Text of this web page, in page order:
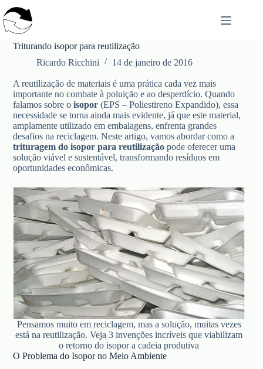
para
o
conteúdo
Triturando isopor para reutilização
Ricardo Ricchini
14 de janeiro de 2016
A reutilização de materiais é uma prática cada vez mais
importante no combate à poluição e ao desperdício. Quando
falamos sobre oisopor (EPS – Poliestireno Expandido), essa
necessidade se torna ainda mais evidente, já que este material,
amplamente utilizado em embalagens, enfrenta grandes
desafios na reciclagem. Neste artigo, vamos abordar como a
trituragem do isopor para reutilização pode oferecer uma
solução viável e sustentável, transformando resíduos em
oportunidades econômicas.
Pensamos muito em reciclagem, mas a solução, muitas vezes
está na reutilização. Veja 3 invenções incríveis que viabilizam
o retorno do isopor a cadeia produtiva
O Problema do Isopor no Meio Ambiente